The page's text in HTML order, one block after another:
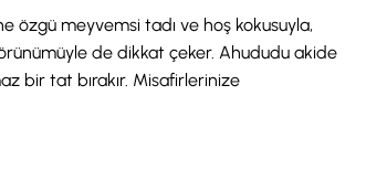
özgü meyvemsi tadı ve hoş kokusuyla,
de dikkat çeker. Ahududu akide
bir tat bırakır. Misafirlerinize